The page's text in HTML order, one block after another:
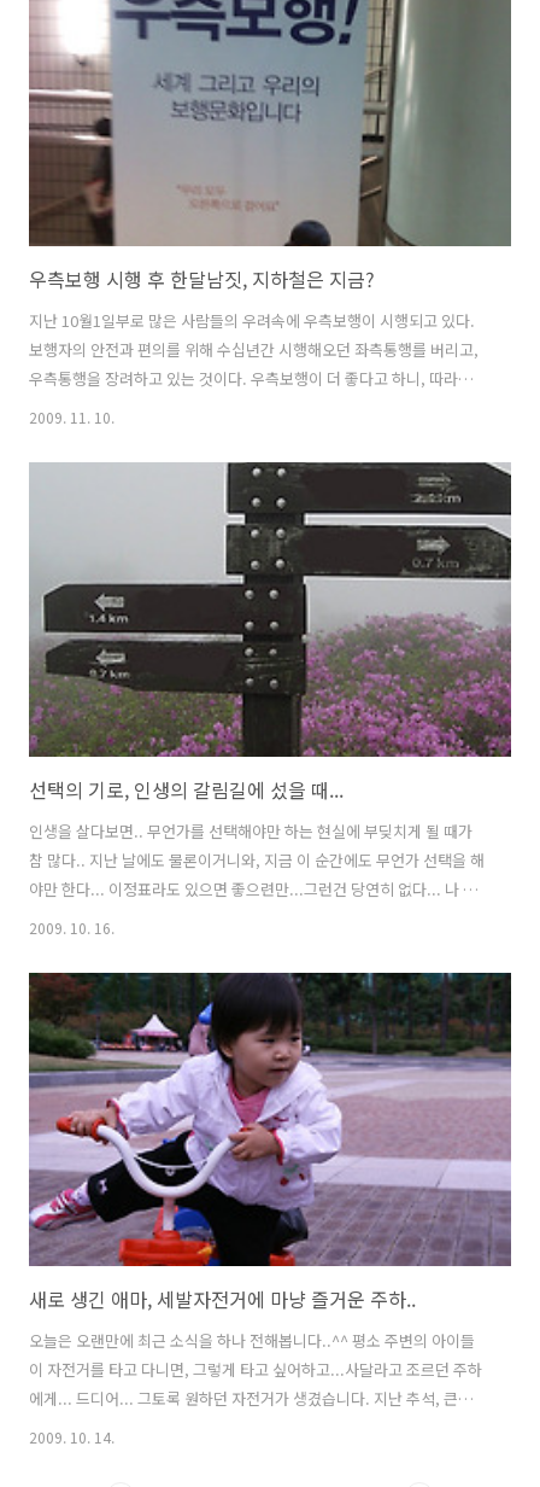
드라마 에서는, 강력한 맞수, 진정한 라이벌....미실이란 존재가 없었다
면, 지금의 덕만은 없었을지도 모른다. 미실은 덕만에게 라이벌이자, 멘
토의 존재(?)가 되어주고 있었다. 덕만은 미실을 통해..
우측보행 시행 후 한달남짓, 지하철은 지금?
지난 10월1일부로 많은 사람들의 우려속에 우측보행이 시행되고 있다.
보행자의 안전과 편의를 위해 수십년간 시행해오던 좌측통행를 버리고,
우측통행을 장려하고 있는 것이다. 우측보행이 더 좋다고 하니, 따라야
하긴 하겠는데.... 왠지 좀 어설프다... 시행 전의 홍보도 그렇고, 시설도
행"이라는 스티커와 안내 홍보물이 걸려 있을 뿐이다... 그래도...이제 시
작하는 것이니...차근차근 하면 되겠지 싶었다... 그렇다면...우측보행을
시행한지 한달이 조금 넘은 지금...사람들은 얼마나 바뀌었을까?? 솔직
히, 아직까지는 전혀 바뀐것 같지 않다... 물론, 수십년간 습관처럼 몸에
배어 있는 것을 단시간내에 바꾼다는 것은 분명 쉽지 않으리..
2009. 11. 10.
선택의 기로, 인생의 갈림길에 섰을 때...
인생을 살다보면.. 무언가를 선택해야만 하는 현실에 부딪치게 될 때가
참 많다.. 지난 날에도 물론이거니와, 지금 이 순간에도 무언가 선택을 해
야만 한다... 이정표라도 있으면 좋으련만...그런건 당연히 없다... 나 역
했느냐에 따라... 우리의 인생을 바뀌기도 한다... 그 선택이 무엇이었건..
그 선택이 어떤 결과를 가져오건... 선택에 대한 책임은 내가 지어야 하기
에...나의 인생을 바꿀 수도 있는 것이기에... 쉽사리 결정하지 못하고 한
참을 고민하기도 하는 것이리라... 어떤 경우엔... 선택하는 것이 두려워,
혹시나 선택을 하지 않아도 되는 또..
2009. 10. 16.
새로 생긴 애마, 세발자전거에 마냥 즐거운 주하..
오늘은 오랜만에 최근 소식을 하나 전해봅니다..^^ 평소 주변의 아이들
이 자전거를 타고 다니면, 그렇게 타고 싶어하고...사달라고 조르던 주하
에게... 드디어... 그토록 원하던 자전거가 생겼습니다. 지난 추석, 큰누나
네 갔더니...주하의 사촌언니인 송희가 새로 네발자전거를 샀다며, 주하
2009. 10. 14.